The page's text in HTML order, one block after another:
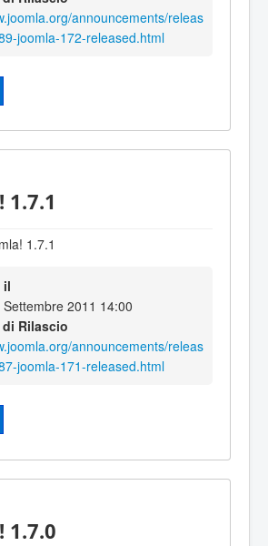
announcements/releas
joomla-172-released.html
1.7.1
1.7.1
il
2011 14:00
Rilascio
announcements/releas
joomla-171-released.html
1.7.0